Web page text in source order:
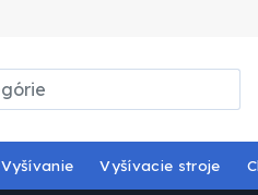
Vyšívanie Vyšívacie stroje